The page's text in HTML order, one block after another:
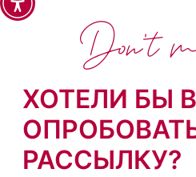
ХОТЕЛИ БЫ
РАССЫЛКУ?
Don't